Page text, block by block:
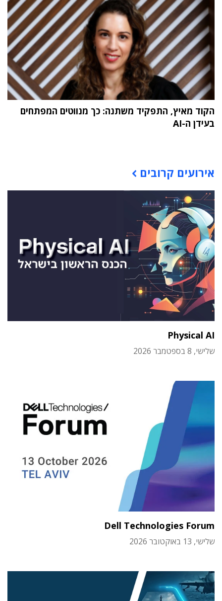
הקוד מאיץ, התפקיד משתנה: כך מנווטים המפתחים
בעידן ה-AI
אירועים קרובים
Physical AI
שלישי, 8 בספטמבר 2026
Dell Technologies Forum
שלישי, 13 באוקטובר 2026